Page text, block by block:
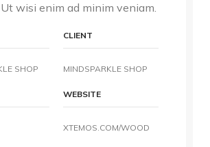
wisi enim ad minim veniam.
SHOP
CLIENT
MINDSPARKLE SHOP
WEBSITE
XTEMOS.COM/WOOD